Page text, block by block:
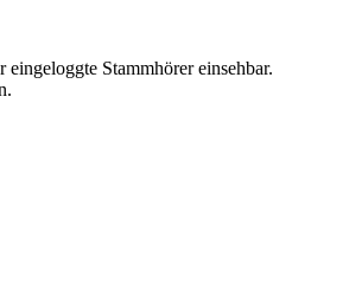
Stammhörer einsehbar.